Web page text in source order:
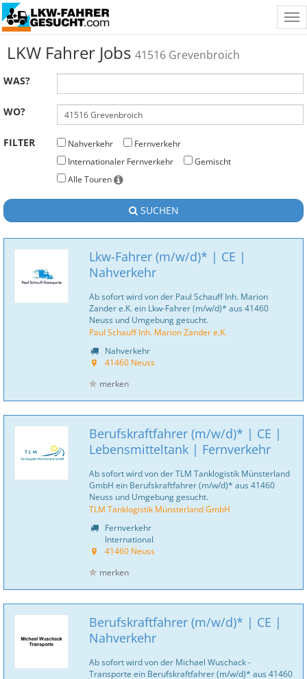
LKW Fahrer Jobs 41516 Grevenbroich
WAS?
WO?
FILTER Nahverkehr
Fernverkehr
Internationaler Fernverkehr
Gemischt
Alle Touren
SUCHEN
Lkw-Fahrer (m/w/d)* | CE |
Nahverkehr
Ab sofort wird von der Paul Schauff Inh. Marion
Zander e.K. ein Lkw-Fahrer (m/w/d)* aus 41460
Neuss und Umgebung gesucht.
Paul Schauff Inh. Marion Zander e.K.
Nahverkehr
41460 Neuss
merken
Berufskraftfahrer (m/w/d)* | CE |
Lebensmitteltank | Fernverkehr
Ab sofort wird von der TLM Tanklogistik Münsterland
GmbH ein Berufskraftfahrer (m/w/d)* aus 41460
Neuss und Umgebung gesucht.
TLM Tanklogistik Münsterland GmbH
Fernverkehr
International
41460 Neuss
merken
Berufskraftfahrer (m/w/d)* | CE |
Nahverkehr
Ab sofort wird von der Michael Wuschack -
Transporte ein Berufskraftfahrer (m/w/d)* aus 41460